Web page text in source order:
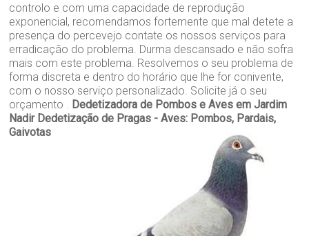
controlo e com uma capacidade de reprodução
exponencial, recomendamos fortemente que mal detete a
presença do percevejo contate os nossos serviços para
erradicação do problema. Durma descansado e não sofra
mais com este problema. Resolvemos o seu problema de
forma discreta e dentro do horário que lhe for conivente,
com o nosso serviço personalizado. Solicite já o seu
orçamento .
Dedetizadora de Pombos e Aves em Jardim
Nadir Dedetização de Pragas - Aves: Pombos, Pardais,
Gaivotas